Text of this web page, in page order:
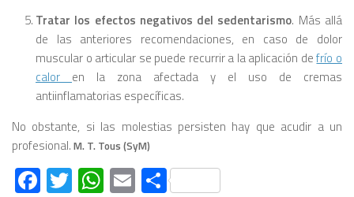
Tratar los efectos negativos del sedentarismo. Más allá
de las anteriores recomendaciones, en caso de dolor
muscular o articular se puede recurrir a la aplicación defrío o
calor en la zona afectada y el uso de cremas
antiinflamatorias específicas.
No obstante, si las molestias persisten hay que acudir a un
profesional. M. T. Tous (SyM)
Facebook
Twitter
WhatsApp
EmailCompartir